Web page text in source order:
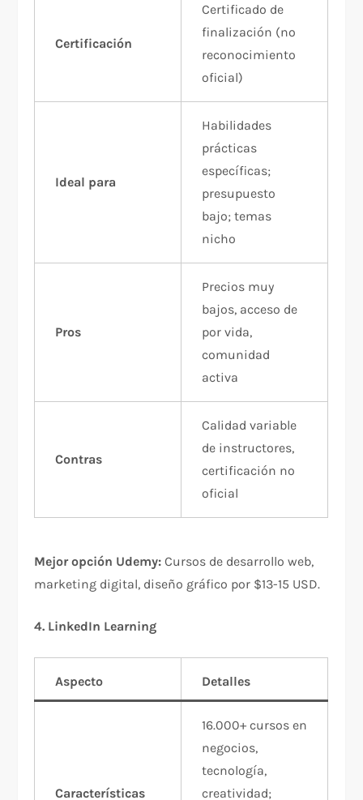
Certificación
Certificado de
finalización (no
reconocimiento
oficial)
Ideal para
Habilidades
prácticas
específicas;
presupuesto
bajo; temas
nicho
Pros
Precios muy
bajos, acceso de
por vida,
comunidad
activa
Contras
Calidad variable
de instructores,
certificación no
oficial
Mejor opción Udemy: Cursos de desarrollo web,
marketing digital, diseño gráfico por $13-15 USD.​
4. LinkedIn Learning
Aspecto Detalles
Características
16.000+ cursos en
negocios,
tecnología,
creatividad;